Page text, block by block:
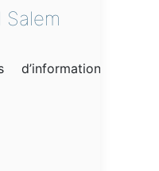
Salem